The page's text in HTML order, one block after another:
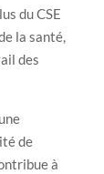
du CSE
la santé,
des
de
à